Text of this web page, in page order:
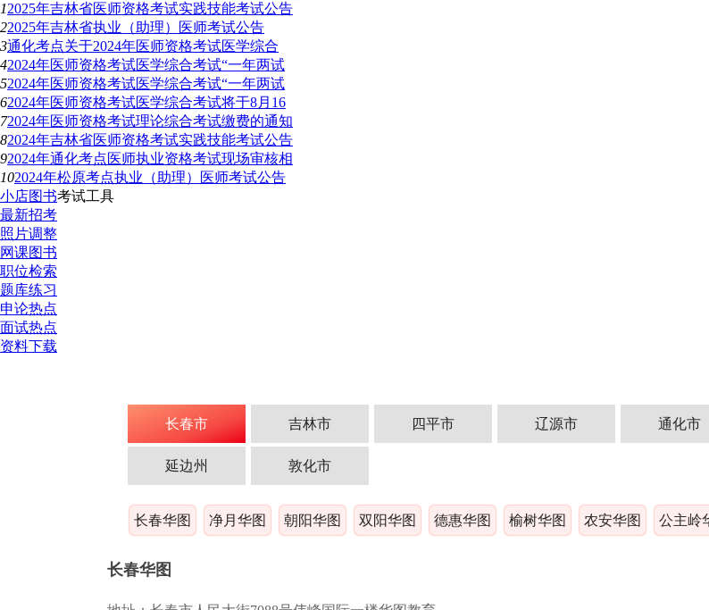
12025年吉林省医师资格考试实践技能考试公告
22025年吉林省执业（助理）医师考试公告
3通化考点关于2024年医师资格考试医学综合
42024年医师资格考试医学综合考试“一年两试
52024年医师资格考试医学综合考试“一年两试
62024年医师资格考试医学综合考试将于8月16
72024年医师资格考试理论综合考试缴费的通知
82024年吉林省医师资格考试实践技能考试公告
92024年通化考点医师执业资格考试现场审核相
102024年松原考点执业（助理）医师考试公告
小店图书考试工具
最新招考
照片调整
网课图书
职位检索
题库练习
申论热点
面试热点
资料下载